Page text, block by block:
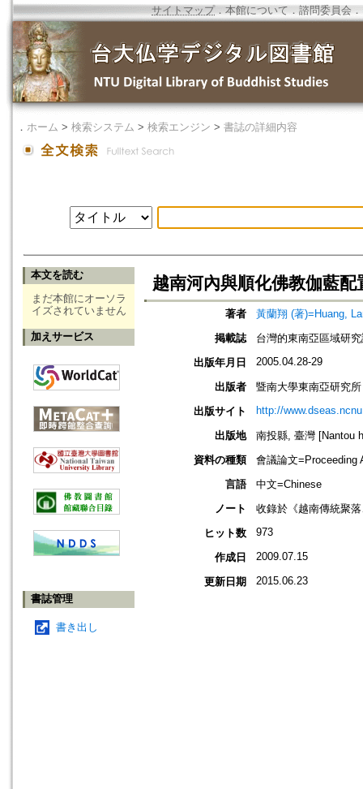
サイトマップ．本館について ． 諮問委員会 ．
． ホーム > 検索システム > 検索エンジン > 書誌の詳細内容
本文を読む
まだ本館にオーソラ
イズされていません
加えサービス
書誌管理
書き出し
越南河內與順化佛教伽藍配
著者
黃蘭翔 (著)=Huang,
掲載誌
台灣的東南亞區域研
出版年月日
2005.04.28-29
出版者
暨南大學東南亞研究所
出版サイト
http://
出版地
南投縣, 臺灣 [Nantou
資料の種類
會議論文=Proceeding
言語
中文=Chinese
ノート
收錄於《越南傳統聚
ヒット数
973
作成日 2009.07.15
更新日期 2015.06.23